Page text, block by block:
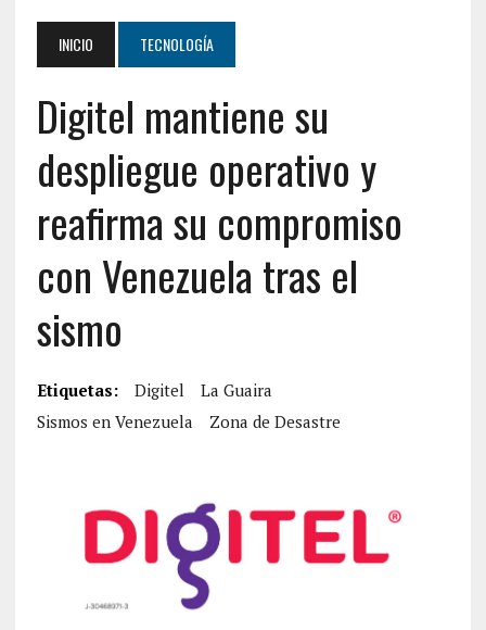
INICIO TECNOLOGÍA
Digitel mantiene su
despliegue operativo y
reafirma su compromiso
con Venezuela tras el
sismo
Etiquetas: Digitel
La Guaira
Sismos en Venezuela
Zona de Desastre